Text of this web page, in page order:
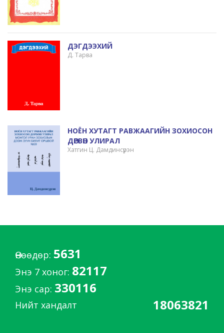
ДЭГДЭЭХИЙ
Д. Тарва
НОЁН ХУТАГТ РАВЖААГИЙН ЗОХИОСОН
ДӨРВӨН УЛИРАЛ
Хатгин Ц. Дамдинсүрэн
Өнөөдөр: 5631
Энэ 7 хоног: 82117
Энэ сар: 330116
Нийт хандалт 18063821